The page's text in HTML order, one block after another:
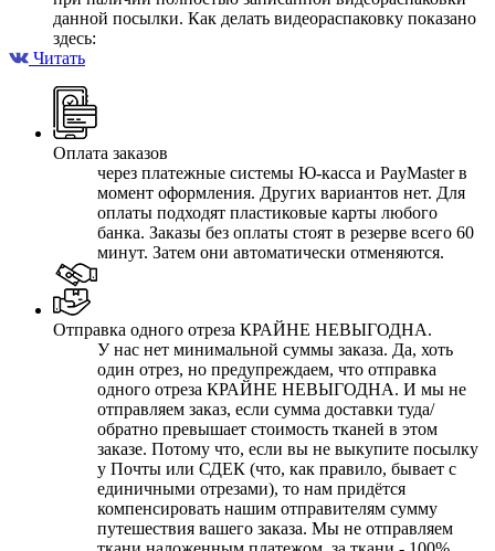
данной посылки. Как делать видеораспаковку показано
здесь:
Читать
Оплата заказов
через платежные системы Ю-касса и PayMaster в
момент оформления. Других вариантов нет. Для
оплаты подходят пластиковые карты любого
банка. Заказы без оплаты стоят в резерве всего 60
минут. Затем они автоматически отменяются.
Отправка одного отреза КРАЙНЕ НЕВЫГОДНА.
У нас нет минимальной суммы заказа. Да, хоть
один отрез, но предупреждаем, что отправка
одного отреза КРАЙНЕ НЕВЫГОДНА. И мы не
отправляем заказ, если сумма доставки туда/
обратно превышает стоимость тканей в этом
заказе. Потому что, если вы не выкупите посылку
у Почты или СДЕК (что, как правило, бывает с
единичными отрезами), то нам придётся
компенсировать нашим отправителям сумму
путешествия вашего заказа. Мы не отправляем